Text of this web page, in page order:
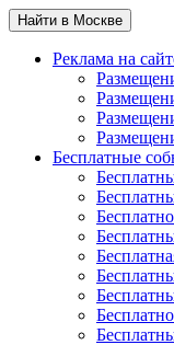
Найти в Москве
Реклама на
Бесплатные